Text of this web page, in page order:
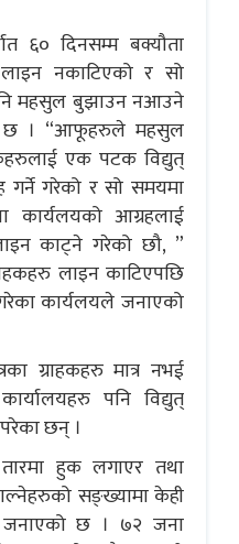
६० दिनसम्म बक्यौता
नकाटिएको र सो
महसुल बुझाउन नआउने
छ । “आफूहरुले महसुल
एक पटक विद्युत्
गरेको र सो समयमा
आग्रहलाई
काट्ने गरेको छौ, ”
लाइन काटिएपछि
कार्यलयले जनाएको
ग्राहकहरु मात्र नभई
पनि विद्युत्
छन् ।
हुक लगाएर तथा
सङ्ख्यामा केही
छ । ७२ जना